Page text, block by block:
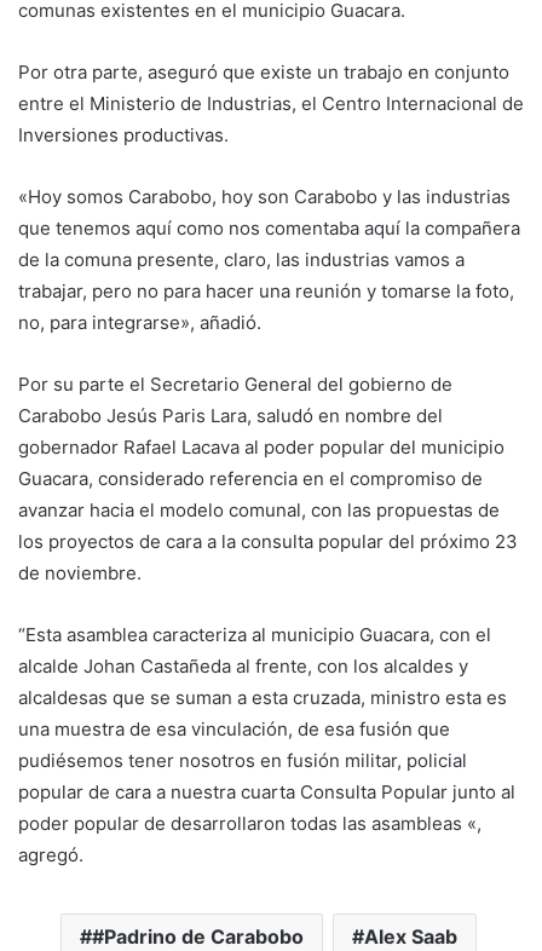
comunas existentes en el municipio Guacara.
Por otra parte, aseguró que existe un trabajo en conjunto
entre el Ministerio de Industrias, el Centro Internacional de
Inversiones productivas.
«Hoy somos Carabobo, hoy son Carabobo y las industrias
que tenemos aquí como nos comentaba aquí la compañera
de la comuna presente, claro, las industrias vamos a
trabajar, pero no para hacer una reunión y tomarse la foto,
no, para integrarse», añadió.
Por su parte el Secretario General del gobierno de
Carabobo Jesús Paris Lara, saludó en nombre del
gobernador Rafael Lacava al poder popular del municipio
Guacara, considerado referencia en el compromiso de
avanzar hacia el modelo comunal, con las propuestas de
los proyectos de cara a la consulta popular del próximo 23
de noviembre.
“Esta asamblea caracteriza al municipio Guacara, con el
alcalde Johan Castañeda al frente, con los alcaldes y
alcaldesas que se suman a esta cruzada, ministro esta es
una muestra de esa vinculación, de esa fusión que
pudiésemos tener nosotros en fusión militar, policial
popular de cara a nuestra cuarta Consulta Popular junto al
poder popular de desarrollaron todas las asambleas «,
agregó.
#Padrino de Carabobo Alex Saab